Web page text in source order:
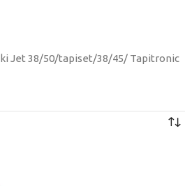
Jet 38/50/tapiset/38/45/ Tapitronic